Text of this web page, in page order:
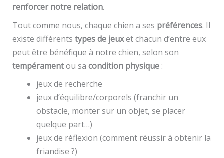
renforcer notre relation.
Tout comme nous, chaque chien a ses préférences. Il
existe différents types de jeuxet chacun d’entre eux
peut être bénéfique à notre chien, selon son
tempéramentou sa condition physique:
jeux de recherche
jeux d’équilibre/corporels (franchir un
obstacle, monter sur un objet, se placer
quelque part…)
jeux de réflexion (comment réussir à obtenir la
friandise ?)